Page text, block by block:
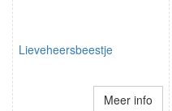
Lieveheersbeestje
Meer info